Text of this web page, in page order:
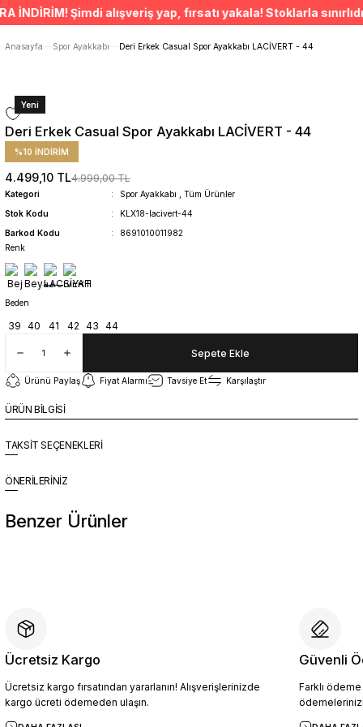
ÜCRETSİZ TESLİMAT İMKANI
SÜRDÜRÜLEBİLİR ÜRÜNLER
Anasayfa
Spor Ayakkabı Deri Erkek Casual Spor Ayakkabı LACİVERT - 44
Yeni
Deri Erkek Casual Spor Ayakkabı LACİVERT - 44
%10 İNDİRİM
4.499,10 TL4.999,00 TL
Kategori Spor Ayakkabı
Tüm Ürünler
Stok Kodu
KLX18-lacivert-44
Barkod Kodu
8691010011982
Renk
Beden
39 40 41 42 43 44
Sepete Ekle
Ürünü Paylaş Fiyat Alarmı Tavsiye Et Karşılaştır
ÜRÜN BİLGİSİ
TAKSİT SEÇENEKLERİ
ÖNERİLERİNİZ
Benzer Ürünler
4.094,10 TL
4.549,00 TL
Sepete Ekle
Ücretsiz Kargo
Ücretsiz kargo fırsatından yararlanın! Alışverişlerinizde
kargo ücreti ödemeden ulaşın.
Güvenli
Farklı
Şimdi alışveriş yap, fırsatı yakala! Stoklarla